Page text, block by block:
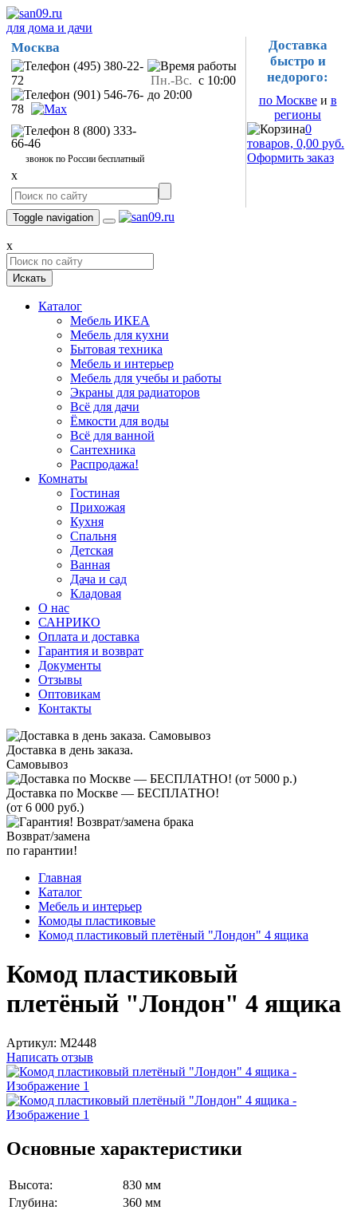
для дома и дачи
Москва
(495) 380-22-
72
(901) 546-76-
78
8 (800) 333-
66-46
звонок по России бесплатный
Пн.-Вс. с 10:00
до 20:00
x
Доставка
быстро и
недорого:
по Москвеи в
регионы
0
товаров, 0,00 руб.
Оформить заказ
Toggle navigation
x
Искать
Каталог
Мебель ИКЕА
Мебель для кухни
Бытовая техника
Мебель и интерьер
Мебель для учебы и работы
Экраны для радиаторов
Всё для дачи
Ёмкости для воды
Всё для ванной
Сантехника
Распродажа!
Комнаты
Гостиная
Прихожая
Кухня
Спальня
Детская
Ванная
Дача и сад
Кладовая
О нас
САНРИКО
Оплата и доставка
Гарантия и возврат
Документы
Отзывы
Оптовикам
Контакты
Доставка в день заказа.
Самовывоз
Доставка по Москве — БЕСПЛАТНО!
(от 6 000 руб.)
Возврат/замена
по гарантии!
Главная
Каталог
Мебель и интерьер
Комоды пластиковые
Комод пластиковый плетёный "Лондон" 4 ящика
Комод пластиковый
плетёный "Лондон" 4 ящика
Артикул: М2448
Написать отзыв
Основные характеристики
Высота:
830 мм
Глубина:
360 мм